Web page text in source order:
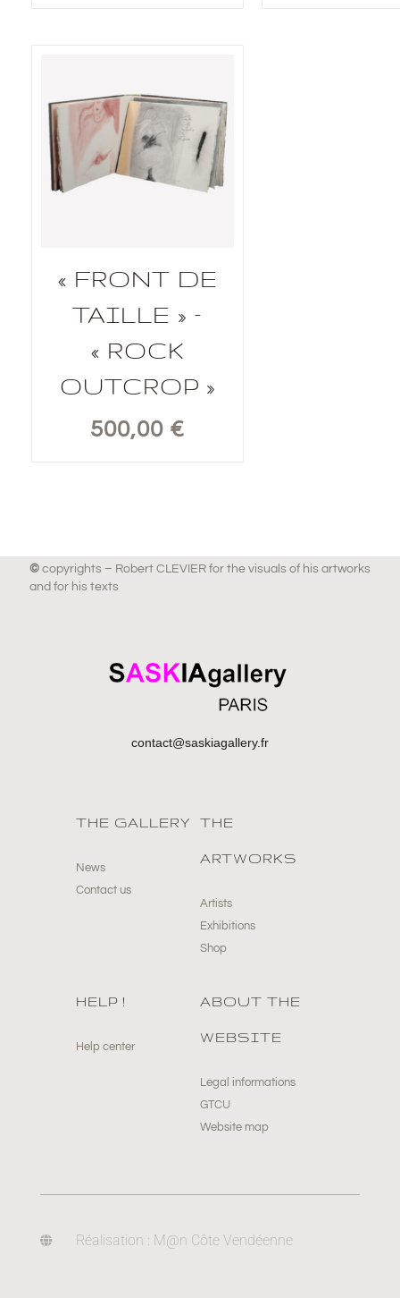
« FRONT DE
TAILLE » –
« ROCK
OUTCROP »
500,00 €
© copyrights – Robert CLEVIER for the visuals of his artworks
and for his texts
contact@saskiagallery.fr
THE GALLERY
News
Contact us
THE
ARTWORKS
Artists
Exhibitions
Shop
HELP !
Help center
ABOUT THE
WEBSITE
Legal informations
GTCU
Website map
Réalisation : M@n Côte Vendéenne